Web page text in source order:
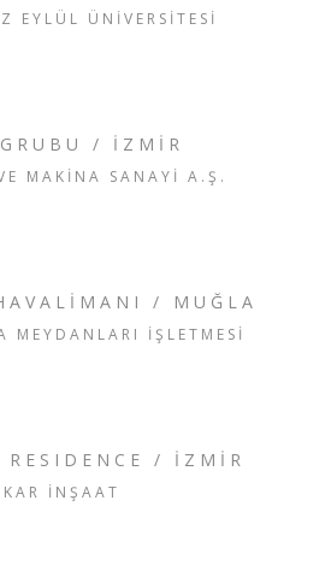
EYLÜL ÜNİVERSİTESİ
/ İZMİR
MAKİNA SANAYİ A.Ş.
/ MUĞLA
MEYDANLARI İŞLETMESİ
RESIDENCE / İZMİR
KAR İNŞAAT